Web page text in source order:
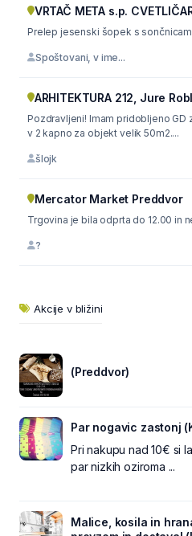
VRTAČ META s.p.
Prelep jesenski šopek s
Spoštovani, v ime...
ARHITEKTURA 212, Jure
Pozdravljeni! Imam pridobljeno GD za zamenjavo strehe iz 4kapne
v 2 kapno za objekt velik 50m2....
šlojk
Mercator Market Preddvor
Trgovina je bila odprta do 12.00 in
?
Akcije v bližini
(Preddvor)
Par nogavic zastonj
Pri nakupu nad 10€ si
par nizkih oziroma ...
Malice, kosila in